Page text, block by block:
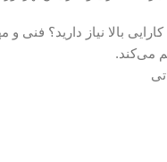
می‌کند.